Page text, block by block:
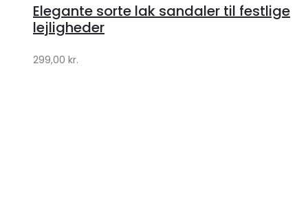
Klædeskabet.dk
Elegante sorte lak sandaler til festlige
lejligheder
299,00 kr.